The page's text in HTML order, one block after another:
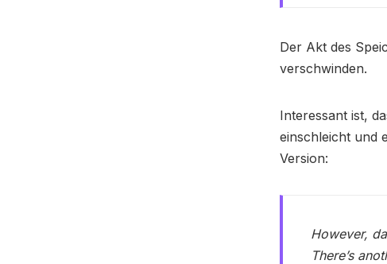
Der Akt des
verschwinden.
Interessant ist,
einschleicht und
Version:
However,
There’s